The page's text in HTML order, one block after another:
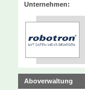
Unternehmen:
Aboverwaltung